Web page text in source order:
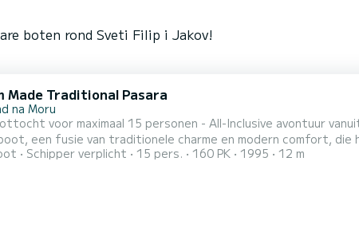
boten rond Sveti Filip i Jakov!
Made Traditional Pasara
na Moru
voor maximaal 15 personen - All-Inclusive avontuur
een fusie van traditionele charme en modern comfort, die
lange vaartuig belooft een onvergetelijke reis door de
Schipper verplicht 15 pers. 160 PK 1995 12 m